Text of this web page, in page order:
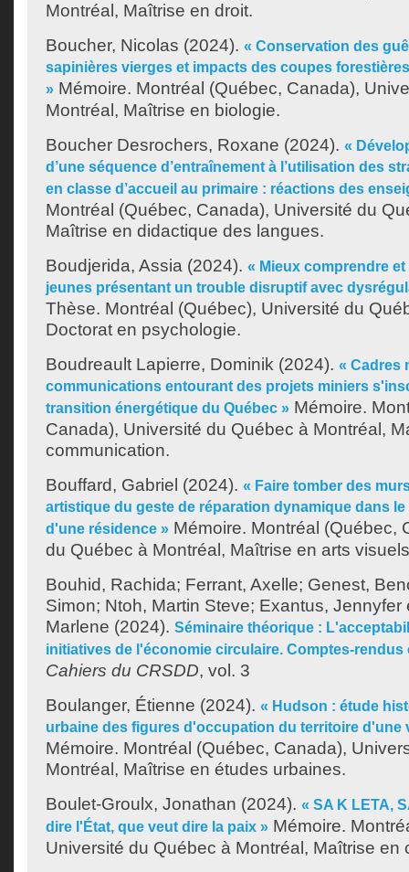
Montréal, Maîtrise en droit.
Boucher, Nicolas (2024). « Conservation des
sapinières vierges et impacts des coupes
» Mémoire. Montréal (Québec, Canada),
Montréal, Maîtrise en biologie.
Boucher Desrochers, Roxane (2024). «
d’une séquence d’entraînement à l’utilisation des
en classe d’accueil au primaire : réactions des
Montréal (Québec, Canada), Université du
Maîtrise en didactique des langues.
Boudjerida, Assia (2024). « Mieux comprendre
jeunes présentant un trouble disruptif avec
Thèse. Montréal (Québec), Université du
Doctorat en psychologie.
Boudreault Lapierre, Dominik (2024). « Cadres
communications entourant des projets miniers
transition énergétique du Québec » Mémoire.
Canada), Université du Québec à Montréal,
communication.
Bouffard, Gabriel (2024). « Faire tomber des
artistique du geste de réparation dynamique dans
d'une résidence » Mémoire. Montréal (Québec,
du Québec à Montréal, Maîtrise en arts
Bouhid, Rachida; Ferrant, Axelle; Genest,
Simon; Ntoh, Martin Steve; Exantus, Jennyfer
Marlene (2024). Séminaire théorique :
initiatives de l'économie circulaire. Comptes-rendus
Cahiers du CRSDD, vol. 3
Boulanger, Étienne (2024). « Hudson : étude
urbaine des figures d'occupation du territoire d'une
Mémoire. Montréal (Québec, Canada),
Montréal, Maîtrise en études urbaines.
Boulet-Groulx, Jonathan (2024). « SA K LETA,
dire l'État, que veut dire la paix » Mémoire.
Université du Québec à Montréal, Maîtrise en